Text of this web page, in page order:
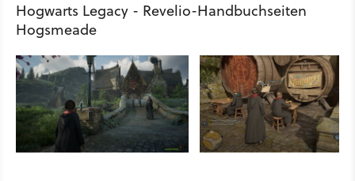
Hogwarts Legacy - Revelio-Handbuchseiten
Hogsmeade